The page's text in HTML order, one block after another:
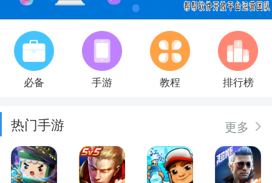
必备 手游 教程 排行榜
热门手游 更多